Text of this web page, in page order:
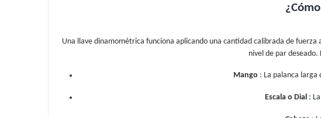
Una llave dinamométrica funciona aplicando una cantidad calibrada de
nivel de par
Mango : La palanca
Escala o Dial :